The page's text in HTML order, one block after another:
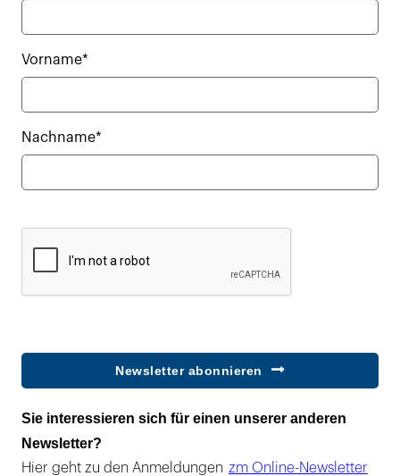
Vorname*
Nachname*
Newsletter abonnieren
Sie interessieren sich für einen unserer anderen
Newsletter?
Hier geht zu den Anmeldungen zm Online-Newsletter